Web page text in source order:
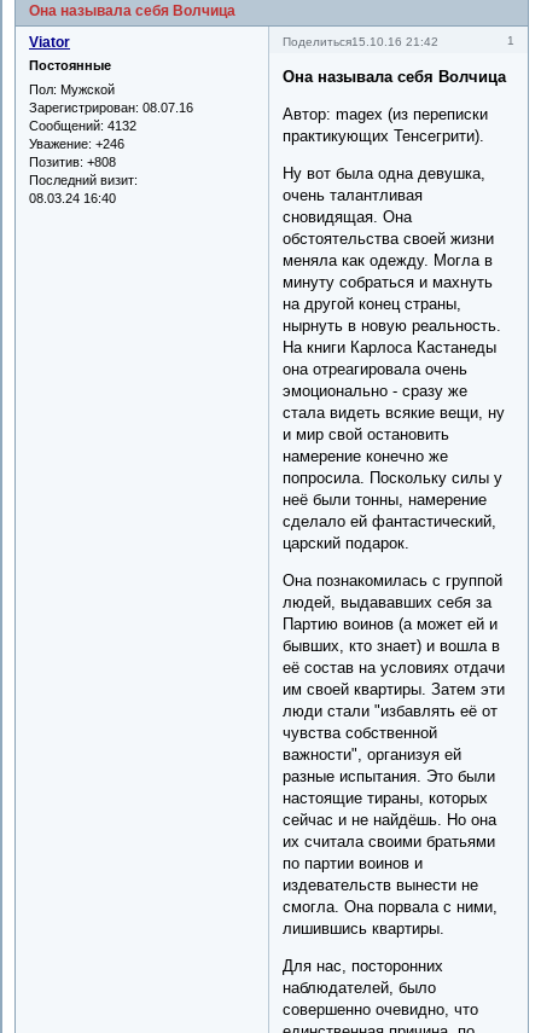
Она называла себя Волчица
Поделиться 1
15.10.16 21:42
Viator
Постоянные
Пол: Мужской
Зарегистрирован: 08.07.16
Сообщений: 4132
Уважение: +246
Позитив: +808
Последний визит:
08.03.24 16:40
Она называла себя Волчица
Автор: magex (из переписки
практикующих Тенсегрити).
Ну вот была одна девушка,
очень талантливая
сновидящая. Она
обстоятельства своей жизни
меняла как одежду. Могла в
минуту собраться и махнуть
на другой конец страны,
нырнуть в новую реальность.
На книги Карлоса Кастанеды
она отреагировала очень
эмоционально - сразу же
стала видеть всякие вещи, ну
и мир свой остановить
намерение конечно же
попросила. Поскольку силы у
неё были тонны, намерение
сделало ей фантастический,
царский подарок.
Она познакомилась с группой
людей, выдававших себя за
Партию воинов (а может ей и
бывших, кто знает) и вошла в
её состав на условиях отдачи
им своей квартиры. Затем эти
люди стали "избавлять её от
чувства собственной
важности", организуя ей
разные испытания. Это были
настоящие тираны, которых
сейчас и не найдёшь. Но она
их считала своими братьями
по партии воинов и
издевательств вынести не
смогла. Она порвала с ними,
лишившись квартиры.
Для нас, посторонних
наблюдателей, было
совершенно очевидно, что